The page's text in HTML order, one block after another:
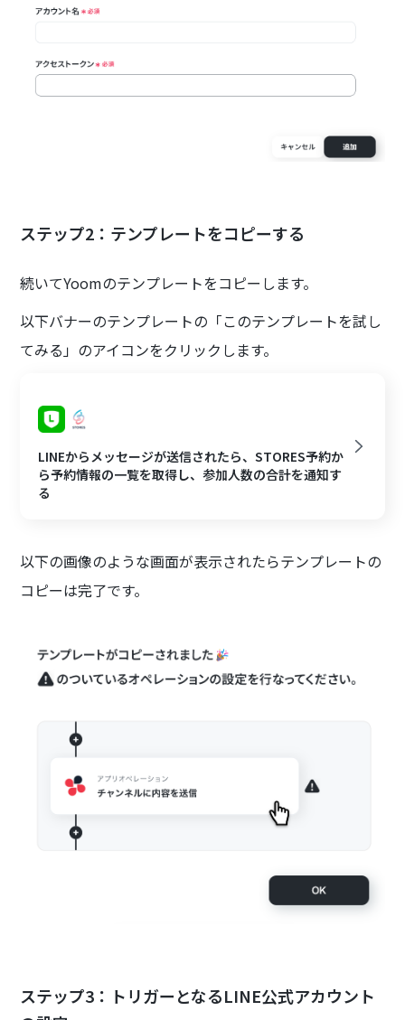
ステップ2：テンプレートをコピーする
続いてYoomのテンプレートをコピーします。
以下バナーのテンプレートの「このテンプレートを試し
てみる」のアイコンをクリックします。
LINEからメッセージが送信されたら、STORES予約か
ら予約情報の一覧を取得し、参加人数の合計を通知す
る
以下の画像のような画面が表示されたらテンプレートの
コピーは完了です。
ステップ3：トリガーとなるLINE公式アカウント